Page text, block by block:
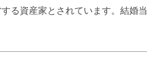
る資産家とされています。結婚当